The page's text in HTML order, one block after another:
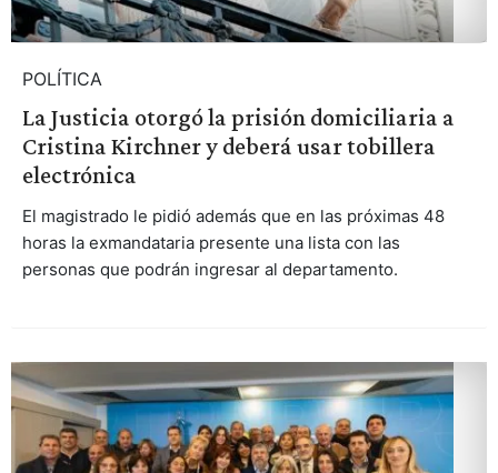
POLÍTICA
La Justicia otorgó la prisión domiciliaria a
Cristina Kirchner y deberá usar tobillera
electrónica
El magistrado le pidió además que en las próximas 48
horas la exmandataria presente una lista con las
personas que podrán ingresar al departamento.